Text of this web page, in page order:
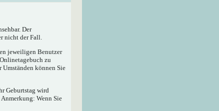
Der
nicht der Fall.
jeweiligen Benutzer
zu
können Sie
Geburtstag wird
Wenn Sie